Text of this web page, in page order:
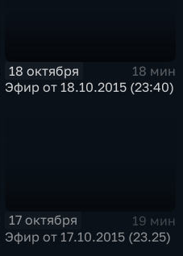
18 октября
18 мин
Эфир от 18.10.2015 (23:40)
17 октября
19 мин
Эфир от 17.10.2015 (23.25)